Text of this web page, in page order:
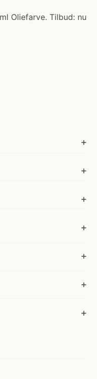
Oliefarve. Tilbud: nu